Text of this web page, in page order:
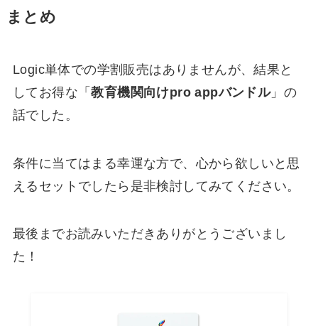
まとめ
Logic単体での学割販売はありませんが、結果と
してお得な「教育機関向けpro appバンドル」の
話でした。
条件に当てはまる幸運な方で、心から欲しいと思
えるセットでしたら是非検討してみてください。
最後までお読みいただきありがとうございまし
た！